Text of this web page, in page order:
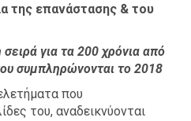
της επανάστασης & του
για τα 200 χρόνια από
συμπληρώνονται το 2018
που
του, αναδεικνύονται